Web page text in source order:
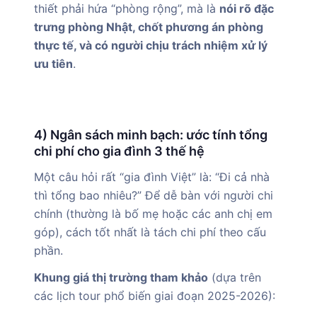
thiết phải hứa “phòng rộng”, mà là nói rõ đặc
trưng phòng Nhật, chốt phương án phòng
thực tế, và có người chịu trách nhiệm xử lý
ưu tiên.
4) Ngân sách minh bạch: ước tính tổng
chi phí cho gia đình 3 thế hệ
Một câu hỏi rất “gia đình Việt” là: “Đi cả nhà
thì tổng bao nhiêu?” Để dễ bàn với người chi
chính (thường là bố mẹ hoặc các anh chị em
góp), cách tốt nhất là tách chi phí theo cấu
phần.
Khung giá thị trường tham khảo (dựa trên
các lịch tour phổ biến giai đoạn 2025-2026):